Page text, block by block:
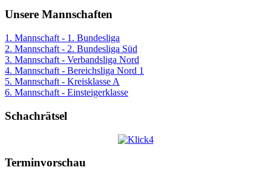
Unsere Mannschaften
1. Mannschaft - 1. Bundesliga
2. Mannschaft - 2. Bundesliga Süd
3. Mannschaft - Verbandsliga Nord
4. Mannschaft - Bereichsliga Nord 1
5. Mannschaft - Kreisklasse A
6. Mannschaft - Einsteigerklasse
Schachrätsel
Terminvorschau